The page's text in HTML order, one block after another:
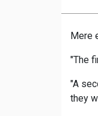
Mere
"The
"A
they